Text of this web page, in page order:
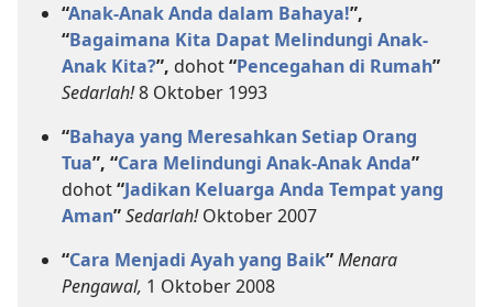
“Anak-Anak Anda dalam Bahaya!”,
“Bagaimana Kita Dapat Melindungi Anak-
Anak Kita?”, dohot“Pencegahan di Rumah”
Sedarlah!8 Oktober 1993
“Bahaya yang Meresahkan Setiap Orang
Tua”, “Cara Melindungi Anak-Anak Anda”
dohot“Jadikan Keluarga Anda Tempat yang
Aman”Sedarlah!Oktober 2007
“Cara Menjadi Ayah yang Baik”Menara
Pengawal, 1 Oktober 2008